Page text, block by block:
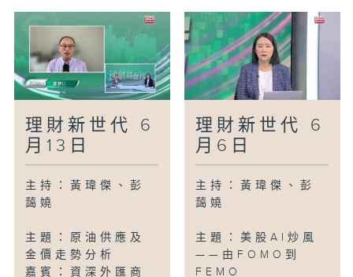
理財新世代 6
月13日
主持：黃瑋傑、彭
藹嬈
主題：原油供應及
金價走勢分析
嘉賓：資深外匯商
理財新世代 6
月6日
主持：黃瑋傑、彭
藹嬈
主題：美股AI炒風
——由FOMO到
FEMO